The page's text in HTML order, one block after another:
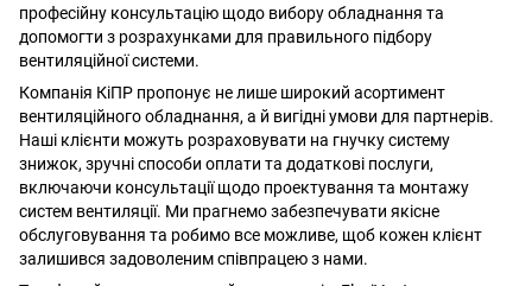
професійну консультацію щодо вибору обладнання та
допомогти з розрахунками для правильного підбору
вентиляційної системи.
Компанія КіПР пропонує не лише широкий асортимент
вентиляційного обладнання, а й вигідні умови для партнерів.
Наші клієнти можуть розраховувати на гнучку систему
знижок, зручні способи оплати та додаткові послуги,
включаючи консультації щодо проектування та монтажу
систем вентиляції. Ми прагнемо забезпечувати якісне
обслуговування та робимо все можливе, щоб кожен клієнт
залишився задоволеним співпрацею з нами.